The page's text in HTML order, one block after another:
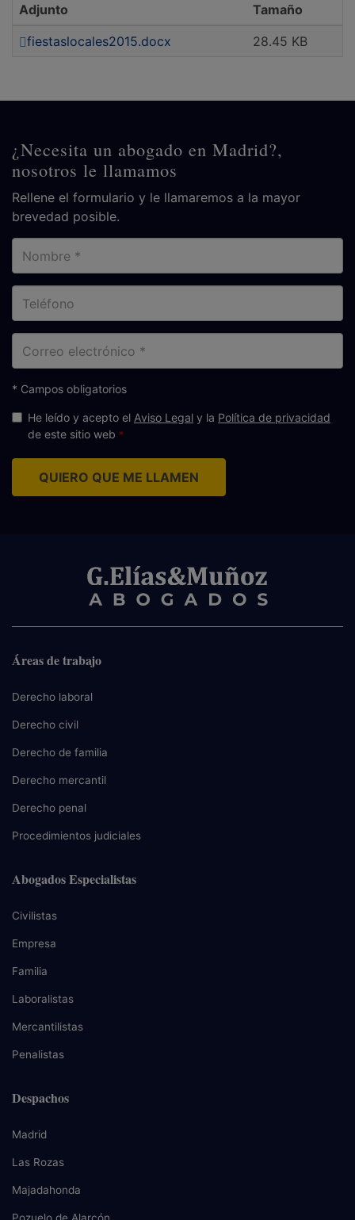
Adjunto
Tamaño
fiestaslocales2015.docx
28.45 KB
¿Necesita un abogado en Madrid?,
nosotros le llamamos
Rellene el formulario y le llamaremos a la mayor
brevedad posible.
electrónico
* Campos obligatorios
He leído y acepto el Aviso Legal y la Política de privacidad
de este sitio web
QUIERO QUE ME LLAMEN
Áreas de trabajo
Derecho laboral
Derecho civil
Derecho de familia
Derecho mercantil
Derecho penal
Procedimientos judiciales
Abogados Especialistas
Civilistas
Empresa
Familia
Laboralistas
Mercantilistas
Penalistas
Despachos
Madrid
Las Rozas
Majadahonda